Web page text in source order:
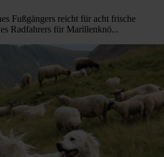
Fußgängers reicht für acht frische
Radfahrers für Marillenknö...